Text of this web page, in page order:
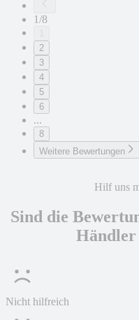
1/8
2
3
4
5
6
...
8
Weitere Bewertungen
Hilf uns
Sind die
Händler
Nicht hilfreich